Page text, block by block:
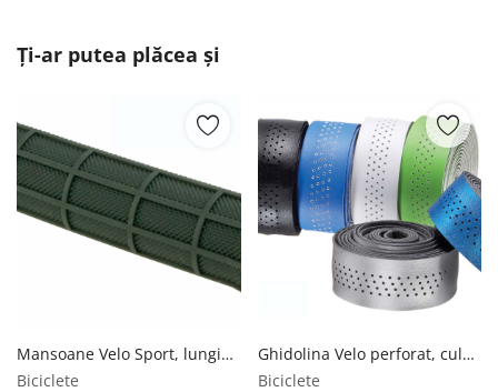
Ți-ar putea plăcea și
Mansoane Velo Sport, lungime 125mm, culoare negru alb Velo
Biciclete
Ghidolina Velo perforat, culoare rosu Velo
Biciclete